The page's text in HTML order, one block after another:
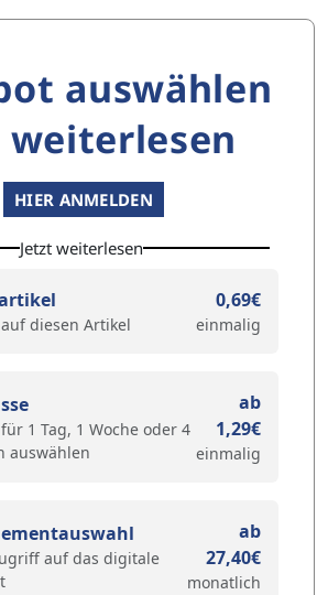
auswählen
weiterlesen
HIER ANMELDEN
Jetzt weiterlesen
diesen Artikel
0,69€
einmalig
1 Tag, 1 Woche oder 4
auswählen
ab
1,29€
einmalig
auf das digitale
ab
27,40€
monatlich